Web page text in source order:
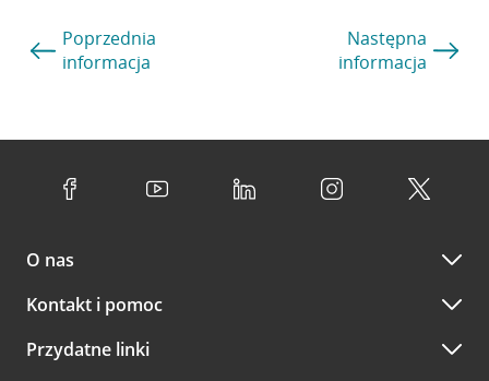
Poprzednia
informacja
Następna
informacja
O nas
Kontakt i pomoc
Przydatne linki